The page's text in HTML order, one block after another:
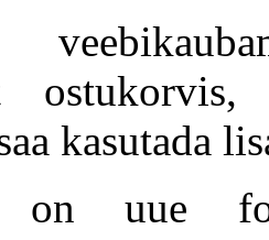
kasutada
on uue